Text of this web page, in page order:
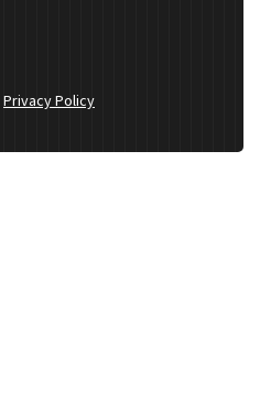
Privacy Policy